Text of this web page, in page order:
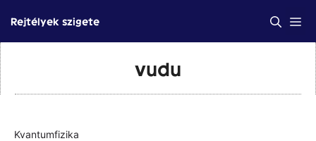
tartalomba
Rejtélyek szigete
vudu
Kvantumfizika